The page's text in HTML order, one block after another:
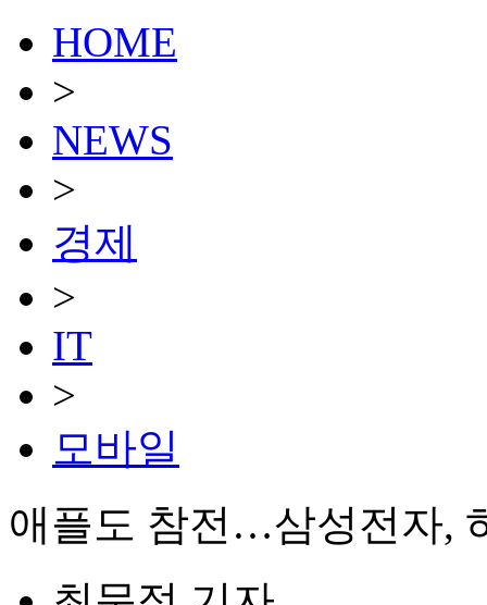
HOME
>
NEWS
>
경제
>
IT
>
모바일
애플도 참전…삼성전자,